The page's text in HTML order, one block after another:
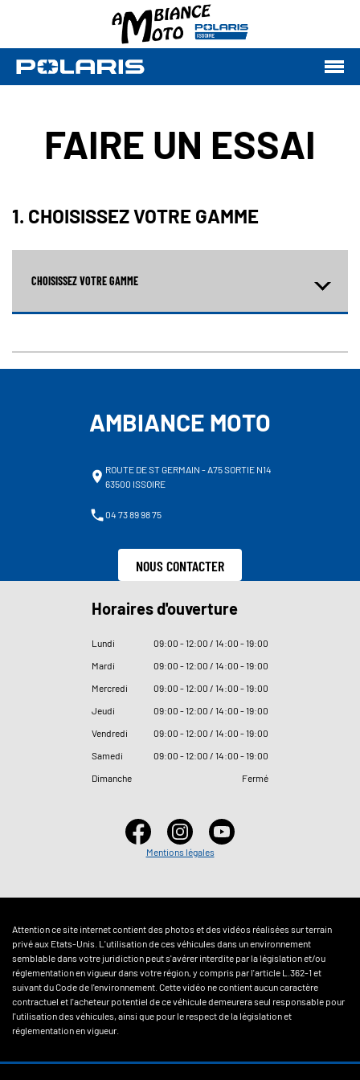
FAIRE UN ESSAI
1. CHOISISSEZ VOTRE GAMME
CHOISISSEZ VOTRE GAMME
AMBIANCE MOTO
ROUTE DE ST GERMAIN - A75 SORTIE N14
63500 ISSOIRE
04 73 89 98 75
NOUS CONTACTER
Horaires d'ouverture
Lundi 09:00 - 12:00 / 14:00 - 19:00
Mardi
09:00 - 12:00 / 14:00 - 19:00
Mercredi
09:00 - 12:00 / 14:00 - 19:00
Jeudi
09:00 - 12:00 / 14:00 - 19:00
Vendredi
09:00 - 12:00 / 14:00 - 19:00
Samedi
09:00 - 12:00 / 14:00 - 19:00
Dimanche
Fermé
Mentions légales
Attention ce site internet contient des photos et des vidéos réalisées sur terrain
privé aux Etats-Unis. L'utilisation de ces véhicules dans un environnement
semblable dans votre juridiction peut s'avérer interdite par la législation et/ou
réglementation en vigueur dans votre région, y compris par l'article L.362-1 et
suivant du Code de l'environnement. Cette vidéo ne contient aucun caractère
contractuel et l'acheteur potentiel de ce véhicule demeurera seul responsable pour
l'utilisation des véhicules, ainsi que pour le respect de la législation et
réglementation en vigueur.